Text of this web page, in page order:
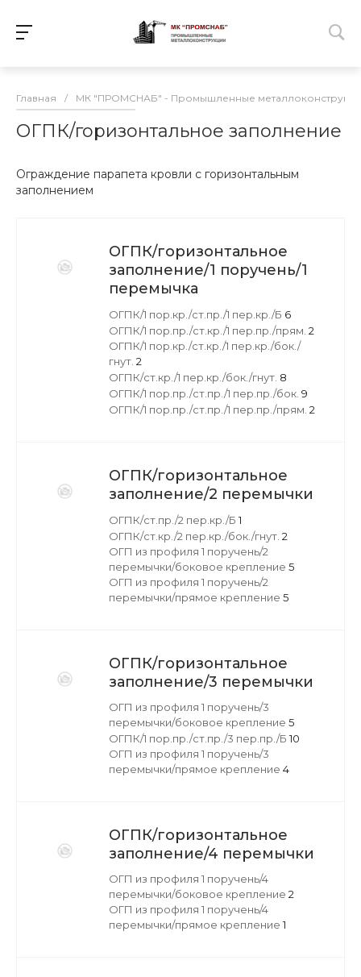
Главная / МК "ПРОМСНАБ" - Промышленные
ОГПК/горизонтальное заполнение
Ограждение парапета кровли с горизонтальным
заполнением
ОГПК/горизонтальное
заполнение/1 поручень/1
перемычка
ОГПК/1 пор.кр./ст.пр./1 пер.кр./Б 6
ОГПК/1 пор.пр./ст.кр./1 пер.пр./прям. 2
ОГПК/1 пор.кр./ст.кр./1 пер.кр./бок./
гнут. 2
ОГПК/ст.кр./1 пер.кр./бок./гнут. 8
ОГПК/1 пор.пр./ст.пр./1 пер.пр./бок. 9
ОГПК/1 пор.пр./ст.пр./1 пер.пр./прям. 2
ОГПК/горизонтальное
заполнение/2 перемычки
ОГПК/ст.пр./2 пер.кр./Б 1
ОГПК/ст.кр./2 пер.кр./бок./гнут. 2
ОГП из профиля 1 поручень/2
перемычки/боковое крепление 5
ОГП из профиля 1 поручень/2
перемычки/прямое крепление 5
ОГПК/горизонтальное
заполнение/3 перемычки
ОГП из профиля 1 поручень/3
перемычки/боковое крепление 5
ОГПК/1 пор.пр./ст.пр./3 пер.пр./Б 10
ОГП из профиля 1 поручень/3
перемычки/прямое крепление 4
ОГПК/горизонтальное
заполнение/4 перемычки
ОГП из профиля 1 поручень/4
перемычки/боковое крепление 2
ОГП из профиля 1 поручень/4
перемычки/прямое крепление 1